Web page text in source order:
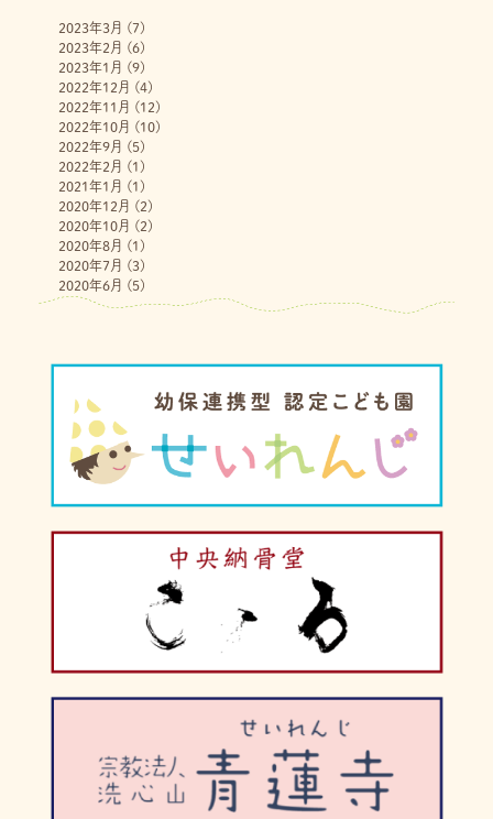
2023年3月 (7)
2023年2月 (6)
2023年1月 (9)
2022年12月 (4)
2022年11月 (12)
2022年10月 (10)
2022年9月 (5)
2022年2月 (1)
2021年1月 (1)
2020年12月 (2)
2020年10月 (2)
2020年8月 (1)
2020年7月 (3)
2020年6月 (5)